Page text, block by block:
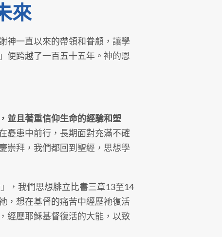
來
一直以來的帶領和眷顧，讓學
便跨越了一百五十五年。神的恩
並且著重信仰生命的經驗和塑
憂患中前行，長期面對充滿不確
崇拜，我們都回到聖經，思想學
，我們思想腓立比書三章13至14
，想在基督的痛苦中經歷祂復活
經歷耶穌基督復活的大能，以致